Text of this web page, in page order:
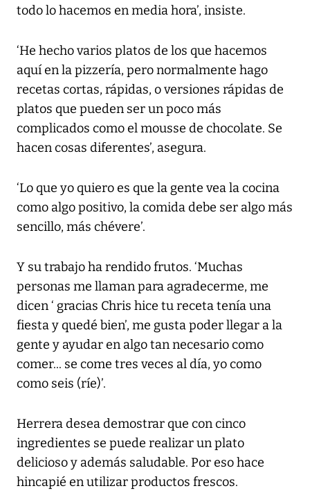
todo lo hacemos en media hora’, insiste.
‘He hecho varios platos de los que hacemos
aquí en la pizzería, pero normalmente hago
recetas cortas, rápidas, o versiones rápidas de
platos que pueden ser un poco más
complicados como el mousse de chocolate. Se
hacen cosas diferentes’, asegura.
‘Lo que yo quiero es que la gente vea la cocina
como algo positivo, la comida debe ser algo más
sencillo, más chévere’.
Y su trabajo ha rendido frutos. ‘Muchas
personas me llaman para agradecerme, me
dicen ‘ gracias Chris hice tu receta tenía una
fiesta y quedé bien’, me gusta poder llegar a la
gente y ayudar en algo tan necesario como
comer... se come tres veces al día, yo como
como seis (ríe)’.
Herrera desea demostrar que con cinco
ingredientes se puede realizar un plato
delicioso y además saludable. Por eso hace
hincapié en utilizar productos frescos.